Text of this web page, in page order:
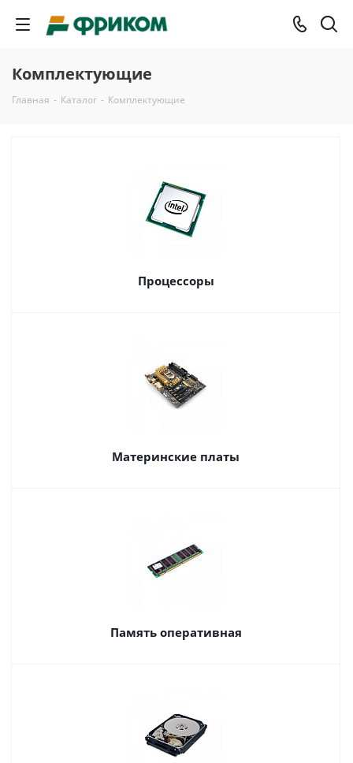
Комплектующие
Главная - Каталог - Комплектующие
Процессоры
Материнские платы
Память оперативная